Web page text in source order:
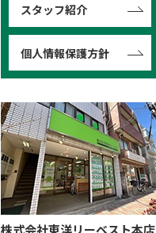
スタッフ紹介
個人情報保護方針
株式会社東洋リーベスト本店